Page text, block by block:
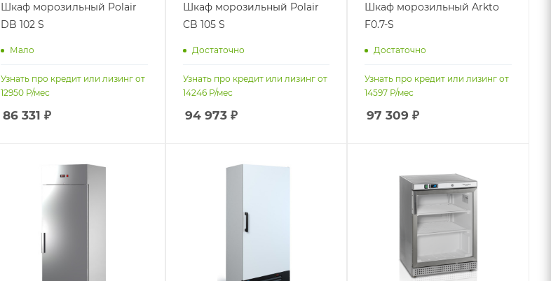
Шкаф морозильный Polair
DB 102 S
Мало
Узнать про кредит или лизинг от
12950Р/мес
86 331 ₽
Шкаф морозильный Polair
CB 105 S
Достаточно
Узнать про кредит или лизинг от
14246Р/мес
94 973₽
Шкаф морозильный Arkto
F0.7-S
Достаточно
Узнать про кредит или лизинг от
14597 Р/мес
97 309 ₽